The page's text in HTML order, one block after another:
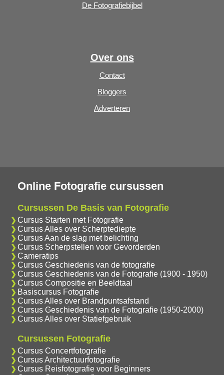
De Fotografiebijbel
Over ons
Contact
Bloggers
Adverteren
Online Fotografie cursussen
Cursussen De Basis van Fotografie
Cursus Starten met Fotografie
Cursus Alles over Scherptediepte
Cursus Aan de slag met belichting
Cursus Scherpstellen voor Gevorderden
Cameratips
Cursus Geschiedenis van de fotografie
Cursus Geschiedenis van de Fotografie (1900 - 1950)
Cursus Compositie en Beeldtaal
Basiscursus Fotografie
Cursus Alles over Brandpuntsafstand
Cursus Geschiedenis van de Fotografie (1950-2000)
Cursus Alles over Statiefgebruik
Cursussen Fotografie
Cursus Concertfotografie
Cursus Architectuurfotografie
Cursus Reisfotografie voor Beginners